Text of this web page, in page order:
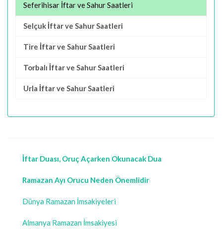
Seferihisar İftar ve Sahur Saatleri
Selçuk İftar ve Sahur Saatleri
Tire İftar ve Sahur Saatleri
Torbalı İftar ve Sahur Saatleri
Urla İftar ve Sahur Saatleri
İftar Duası, Oruç Açarken Okunacak Dua
Ramazan Ayı Orucu Neden Önemlidir
Dünya Ramazan İmsakiyeleri
Almanya Ramazan İmsakiyesi